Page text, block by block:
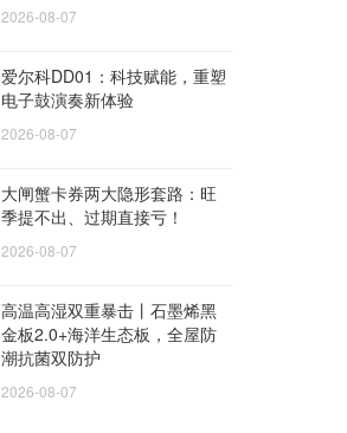
2026-08-07
爱尔科DD01：科技赋能，重塑
电子鼓演奏新体验
2026-08-07
大闸蟹卡券两大隐形套路：旺
季提不出、过期直接亏！
2026-08-07
高温高湿双重暴击丨石墨烯黑
金板2.0+海洋生态板，全屋防
潮抗菌双防护
2026-08-07